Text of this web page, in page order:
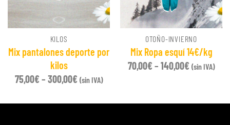
KILOS
Mix pantalones deporte por
kilos
75,00€ – 300,00€ (sin IVA)
OTOÑO-INVIERNO
Mix Ropa esquí 14€/kg
70,00€ – 140,00€ (sin IVA)